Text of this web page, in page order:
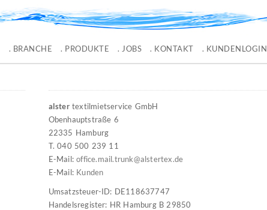
. BRANCHE . PRODUKTE . JOBS . KONTAKT . KUNDENLOGIN
alstertextilmietservice GmbH
Obenhauptstraße 6
22335 Hamburg
T. 040 500 239 11
E-Mail:office.mail.trunk@alstertex.de
E-Mail: Kunden
Umsatzsteuer-ID: DE118637747
Handelsregister: HR Hamburg B 29850